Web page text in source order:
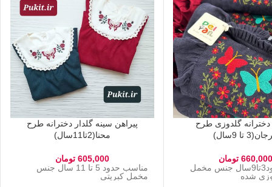
دخترانه گلدوزی طرح
تا 9سال)
660,000 تومان
مناسب حدود3تا9سال جنس مخمل
شده
پیراهن سینه گلدار دخترانه طرح
محنا(2تا11سال)
605,000 تومان
مناسب حدود 5 تا 11 سال جنس
مخمل کبریتی